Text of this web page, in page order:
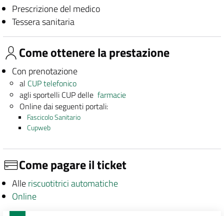
Prescrizione del medico
Tessera sanitaria
Come ottenere la prestazione
Con prenotazione
al CUP telefonico
agli sportelli CUP dellefarmacie
Online dai seguenti portali:
Fascicolo Sanitario
Cupweb
Come pagare il ticket
Alleriscuotitrici automatiche
Online